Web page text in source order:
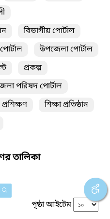
বিভাগীয় পোর্টাল
উপজেলা পোর্টাল
প্রকল্প
পরিষদ পোর্টাল
প্রশিক্ষণ
শিক্ষা প্রতিষ্ঠান
তালিকা
পৃষ্ঠা আইটেম